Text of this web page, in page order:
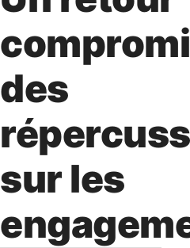
des
sur les